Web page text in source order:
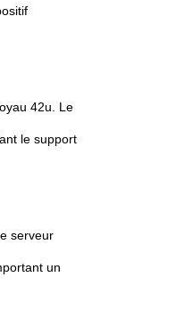
42u. Le
le support
serveur
un